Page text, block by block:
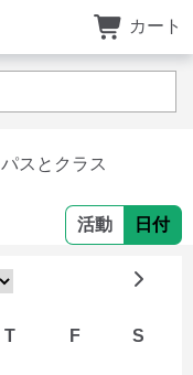
カート
パスとクラス
活動 日付
T F S